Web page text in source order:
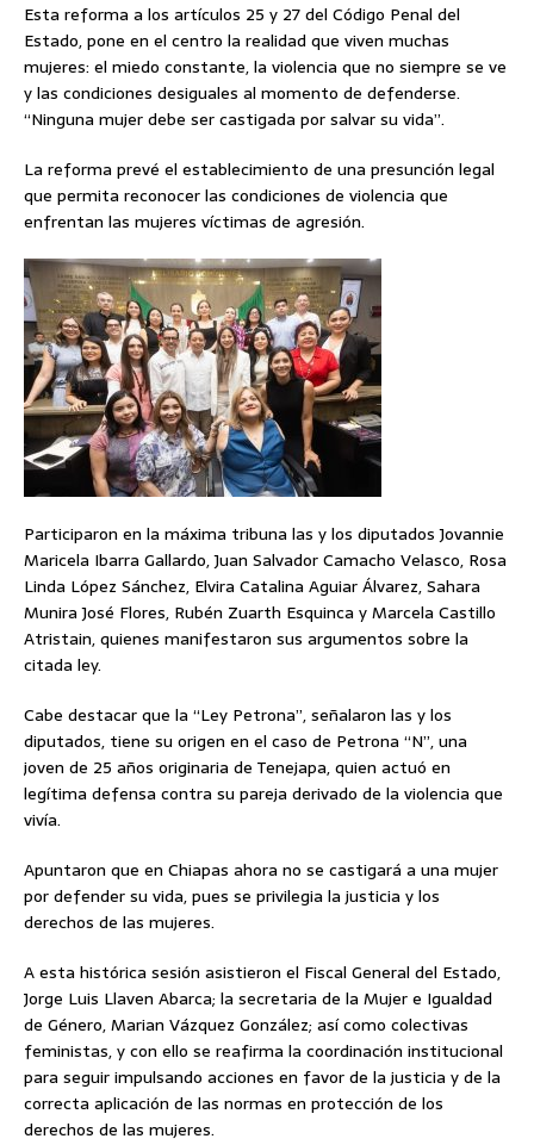
Esta reforma a los artículos 25 y 27 del Código Penal del
Estado, pone en el centro la realidad que viven muchas
mujeres: el miedo constante, la violencia que no siempre se ve
y las condiciones desiguales al momento de defenderse.
“Ninguna mujer debe ser castigada por salvar su vida”.
La reforma prevé el establecimiento de una presunción legal
que permita reconocer las condiciones de violencia que
enfrentan las mujeres víctimas de agresión.
Participaron en la máxima tribuna las y los diputados Jovannie
Maricela Ibarra Gallardo, Juan Salvador Camacho Velasco, Rosa
Linda López Sánchez, Elvira Catalina Aguiar Álvarez, Sahara
Munira José Flores, Rubén Zuarth Esquinca y Marcela Castillo
Atristain, quienes manifestaron sus argumentos sobre la
citada ley.
Cabe destacar que la “Ley Petrona”, señalaron las y los
diputados, tiene su origen en el caso de Petrona “N”, una
joven de 25 años originaria de Tenejapa, quien actuó en
legítima defensa contra su pareja derivado de la violencia que
vivía.
Apuntaron que en Chiapas ahora no se castigará a una mujer
por defender su vida, pues se privilegia la justicia y los
derechos de las mujeres.
A esta histórica sesión asistieron el Fiscal General del Estado,
Jorge Luis Llaven Abarca; la secretaria de la Mujer e Igualdad
de Género, Marian Vázquez González; así como colectivas
feministas, y con ello se reafirma la coordinación institucional
para seguir impulsando acciones en favor de la justicia y de la
correcta aplicación de las normas en protección de los
derechos de las mujeres.